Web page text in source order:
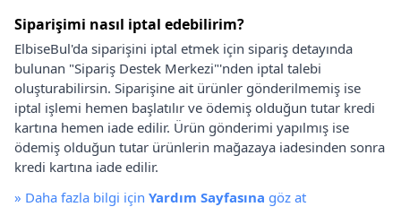
Siparişimi nasıl iptal edebilirim?
ElbiseBul'da siparişini iptal etmek için sipariş detayında
bulunan "Sipariş Destek Merkezi"'nden iptal talebi
oluşturabilirsin. Siparişine ait ürünler gönderilmemiş ise
iptal işlemi hemen başlatılır ve ödemiş olduğun tutar kredi
kartına hemen iade edilir. Ürün gönderimi yapılmış ise
ödemiş olduğun tutar ürünlerin mağazaya iadesinden sonra
kredi kartına iade edilir.
» Daha fazla bilgi için Yardım Sayfasına göz at